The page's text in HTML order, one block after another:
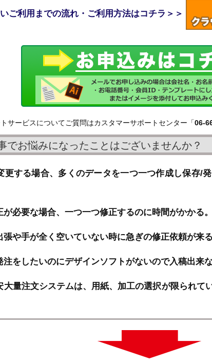
ご利用までの流れ・ご利用方法はコチラ＞＞
サービスについてご質問はカスタマーサポートセンター「06-
でお悩みになったことはございませんか？
更する場合、多くのデータを一つ一つ作成し保存/
必要な場合、一つ一つ修正するのに時間がかかる
や手が全く空いていない時に急ぎの修正依頼が来
をしたいのにデザインソフトがないので入稿出来な
大量注文システムは、用紙、加工の選択が限られて